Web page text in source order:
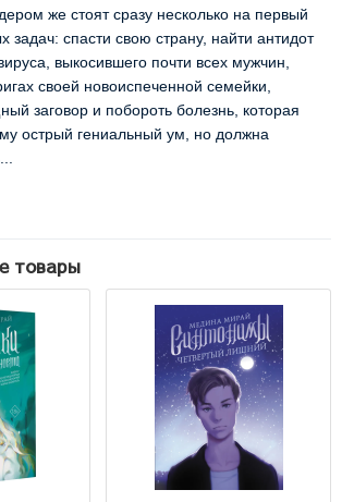
же стоят сразу несколько на первый
задач: спасти свою страну, найти антидот
выкосившего почти всех мужчин,
своей новоиспеченной семейки,
заговор и побороть болезнь, которая
острый гениальный ум, но должна
товары